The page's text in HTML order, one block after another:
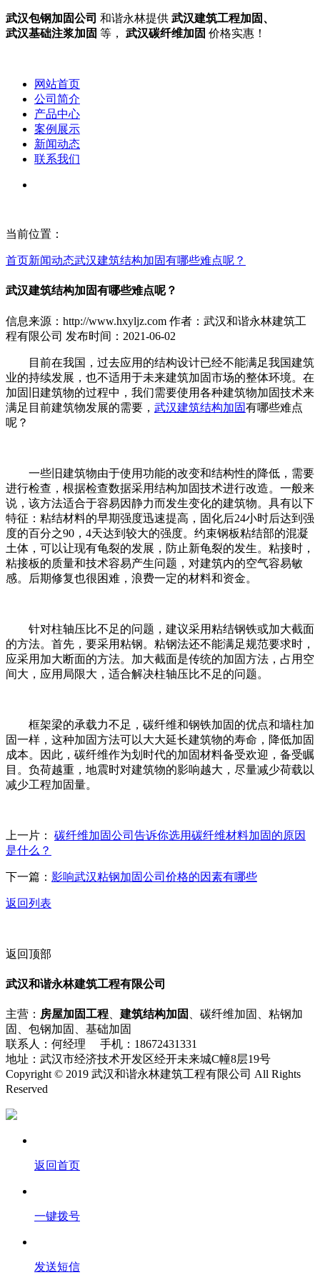
武汉包钢加固公司 和谐永林提供 武汉建筑工程加固、
武汉基础注浆加固 等， 武汉碳纤维加固 价格实惠！
网站首页
公司简介
产品中心
案例展示
新闻动态
联系我们
当前位置：
首页新闻动态武汉建筑结构加固​有哪些难点呢？
武汉建筑结构加固​有哪些难点呢？
信息来源：http://www.hxyljz.com 作者：武汉和谐永林建筑工
程有限公司 发布时间：2021-06-02
目前在我国，过去应用的结构设计已经不能满足我国建筑
业的持续发展，也不适用于未来建筑加固市场的整体环境。在
加固旧建筑物的过程中，我们需要使用各种建筑物加固技术来
满足目前建筑物发展的需要， 武汉建筑结构加固有哪些难点
呢？
一些旧建筑物由于使用功能的改变和结构性的降低，需要
进行检查，根据检查数据采用结构加固技术进行改造。一般来
说，该方法适合于容易因静力而发生变化的建筑物。具有以下
特征：粘结材料的早期强度迅速提高，固化后24小时后达到强
度的百分之90，4天达到较大的强度。约束钢板粘结部的混凝
土体，可以让现有龟裂的发展，防止新龟裂的发生。粘接时，
粘接板的质量和技术容易产生问题，对建筑内的空气容易敏
感。后期修复也很困难，浪费一定的材料和资金。
针对柱轴压比不足的问题，建议采用粘结钢铁或加大截面
的方法。首先，要采用粘钢。粘钢法还不能满足规范要求时，
应采用加大断面的方法。加大截面是传统的加固方法，占用空
间大，应用局限大，适合解决柱轴压比不足的问题。
框架梁的承载力不足，碳纤维和钢铁加固的优点和墙柱加
固一样，这种加固方法可以大大延长建筑物的寿命，降低加固
成本。因此，碳纤维作为划时代的加固材料备受欢迎，备受瞩
目。负荷越重，地震时对建筑物的影响越大，尽量减少荷载以
减少工程加固量。
上一片： 碳纤维加固公司告诉你选用碳纤维材料加固的原因
是什么？
下一篇： 影响武汉粘钢加固公司价格的因素有哪些
返回列表
返回顶部
武汉和谐永林建筑工程有限公司
主营： 房屋加固工程 建筑结构加固
、碳纤维加固、粘钢加
固、包钢加固、基础加固
联系人：何经理 手机：18672431331
地址：武汉市经济技术开发区经开未来城C幢8层19号
Copyright © 2019 武汉和谐永林建筑工程有限公司 All Rights
Reserved
返回首页
一键拨号
发送短信